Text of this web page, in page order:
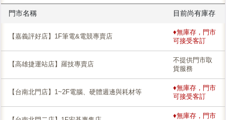
門市名稱 目前尚有庫存
【嘉義評好店】1F筆電&電競專賣店
♦無庫存，門市
可接受客訂
【高雄捷運站店】羅技專賣店
不提供門市取
貨服務
【台南北門店】1~2F電腦、硬體週邊與耗材等
♦無庫存，門市
可接受客訂
♦無庫存，門市